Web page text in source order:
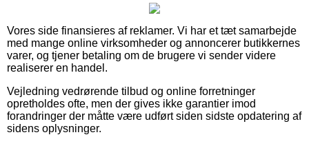
Vores side finansieres af reklamer. Vi har et tæt samarbejde
med mange online virksomheder og annoncerer butikkernes
varer, og tjener betaling om de brugere vi sender videre
realiserer en handel.
Vejledning vedrørende tilbud og online forretninger
opretholdes ofte, men der gives ikke garantier imod
forandringer der måtte være udført siden sidste opdatering af
sidens oplysninger.